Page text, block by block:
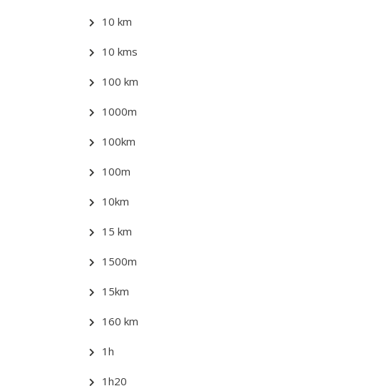
10 km
10 kms
100 km
1000m
100km
100m
10km
15 km
1500m
15km
160 km
1h
1h20